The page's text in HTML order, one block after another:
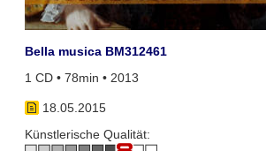
Bella musica BM312461
1 CD • 78min • 2013
18.05.2015
Künstlerische Qualität: